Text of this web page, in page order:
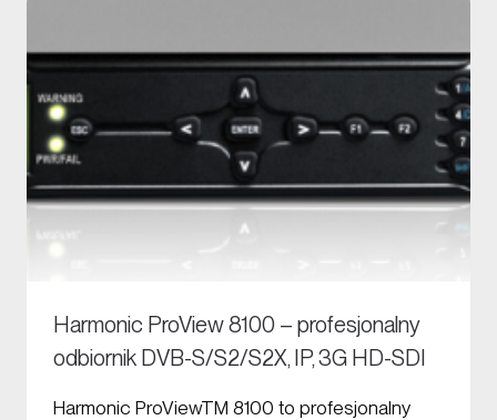
Harmonic ProView 8100 – profesjonalny
odbiornik DVB-S/S2/S2X, IP, 3G HD-SDI
Harmonic ProViewTM 8100 to profesjonalny